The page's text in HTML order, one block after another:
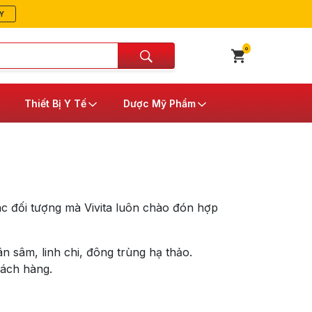
0
Thiết Bị Y Tế Dược Mỹ Phẩm
đối tượng mà Vivita luôn chào đón hợp
sâm, linh chi, đông trùng hạ thảo.
hàng.